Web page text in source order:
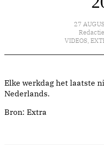
27
VIDEOS,
Elke werkdag het laatste
Nederlands.
Bron: Extra